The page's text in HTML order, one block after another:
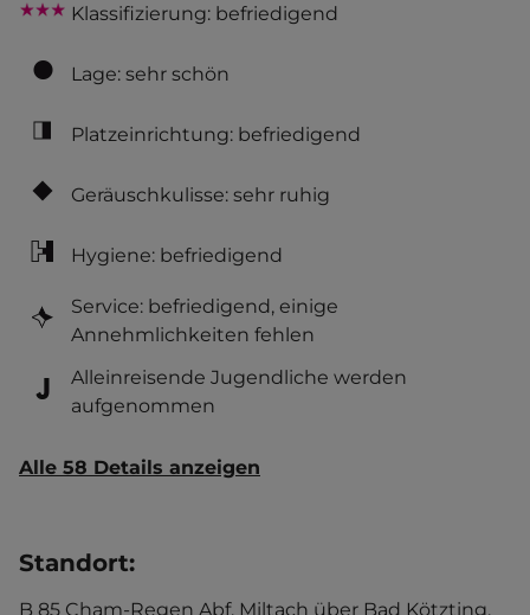
Klassifizierung: befriedigend
Lage: sehr schön
Platzeinrichtung: befriedigend
Geräuschkulisse: sehr ruhig
Hygiene: befriedigend
Service: befriedigend, einige
Annehmlichkeiten fehlen
Alleinreisende Jugendliche werden
aufgenommen
Alle 58 Details anzeigen
Standort:
B 85 Cham-Regen Abf. Miltach über Bad Kötzting,